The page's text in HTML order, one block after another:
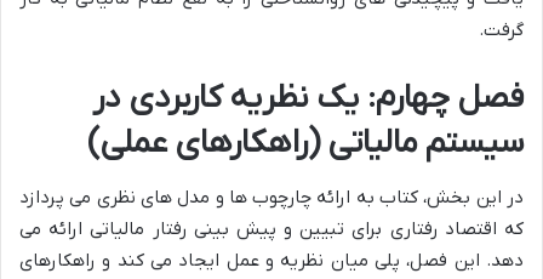
گرفت.
فصل چهارم: یک نظریه کاربردی در
سیستم مالیاتی (راهکارهای عملی)
در این بخش، کتاب به ارائه چارچوب ها و مدل های نظری می پردازد
که اقتصاد رفتاری برای تبیین و پیش بینی رفتار مالیاتی ارائه می
دهد. این فصل، پلی میان نظریه و عمل ایجاد می کند و راهکارهای